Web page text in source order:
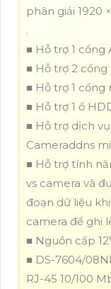
phân giải 1920
.
■ Hỗ trợ 1 cổng
■ Hỗ trợ 2 cổng
■ Hỗ trợ 1 cổng
■ Hỗ trợ 1 ổ
■ Hỗ trợ dịch
Cameraddns
■ Hỗ trợ tính
vs camera và
đoạn dữ liệu
camera để ghi
■ Nguồn cấp
■ DS-7604/
RJ-45 10/100